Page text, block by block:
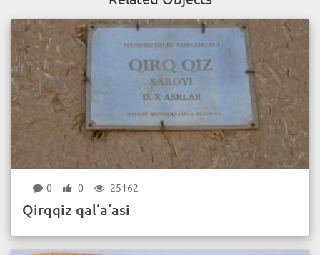
0 0 25162
Qirqqiz qal‘a‘asi